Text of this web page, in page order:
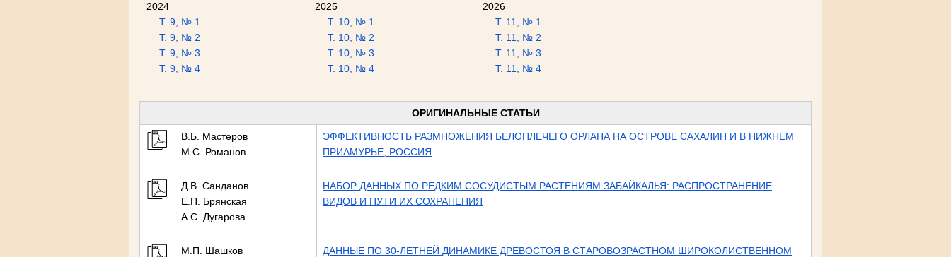
2024
Т. 9, № 1
Т. 9, № 2
Т. 9, № 3
Т. 9, № 4
2025
Т. 10, № 1
Т. 10, № 2
Т. 10, № 3
Т. 10, № 4
2026
Т. 11, № 1
Т. 11, № 2
Т. 11, № 3
Т. 11, № 4
ОРИГИНАЛЬНЫЕ СТАТЬИ
В.Б. Мастеров
М.С. Романов
ЭФФЕКТИВНОСТЬ РАЗМНОЖЕНИЯ БЕЛОПЛЕЧЕГО ОРЛАНА НА ОСТРОВЕ САХАЛИН И В НИЖНЕМ
ПРИАМУРЬЕ, РОССИЯ
Д.В. Санданов
Е.П. Брянская
А.С. Дугарова
НАБОР ДАННЫХ ПО РЕДКИМ СОСУДИСТЫМ РАСТЕНИЯМ ЗАБАЙКАЛЬЯ: РАСПРОСТРАНЕНИЕ
ВИДОВ И ПУТИ ИХ СОХРАНЕНИЯ
М.П. Шашков
ДАННЫЕ ПО 30-ЛЕТНЕЙ ДИНАМИКЕ ДРЕВОСТОЯ В СТАРОВОЗРАСТНОМ ШИРОКОЛИСТВЕННОМ